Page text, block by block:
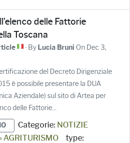
delle Fattorie
Toscana
· By Lucia Bruni On Dec 3,
del Decreto Dirigenziale
è possibile presentare la DUA
Aziendale) sul sito di Artea per
delle Fattorie...
Categorie: NOTIZIE
AGRITURISMO
type: